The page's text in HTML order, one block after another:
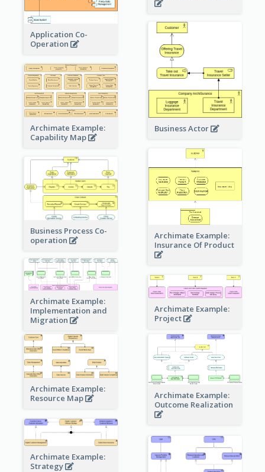
Application Co-
Operation
Business Actor
Archimate Example:
Capability Map
Archimate Example:
Insurance Of Product
Business Process Co-
operation
Archimate Example:
Implementation and
Migration
Archimate Example:
Project
Archimate Example:
Resource Map
Archimate Example:
Outcome Realization
Archimate Example:
Strategy